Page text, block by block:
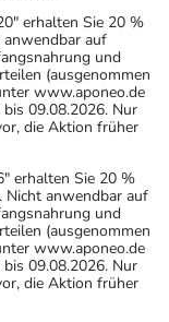
erhalten Sie 20 %
anwendbar auf
und
(ausgenommen
www.aponeo.de
09.08.2026. Nur
die Aktion früher
erhalten Sie 20 %
anwendbar auf
und
(ausgenommen
www.aponeo.de
09.08.2026. Nur
die Aktion früher